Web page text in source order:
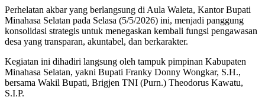
Perhelatan akbar yang berlangsung di Aula Waleta, Kantor Bupati
Minahasa Selatan pada Selasa (5/5/2026) ini, menjadi panggung
konsolidasi strategis untuk menegaskan kembali fungsi pengawasan
desa yang transparan, akuntabel, dan berkarakter.
Kegiatan ini dihadiri langsung oleh tampuk pimpinan Kabupaten
Minahasa Selatan, yakni Bupati Franky Donny Wongkar, S.H.,
bersama Wakil Bupati, Brigjen TNI (Purn.) Theodorus Kawatu,
S.I.P.